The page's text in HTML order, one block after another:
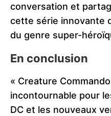
conversation et
cette série innovante
du genre super-
En conclusion
« Creature
incontournable pour
DC et les nouveaux